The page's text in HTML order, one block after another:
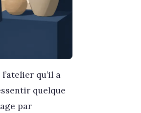
qu’il a
quelque
par